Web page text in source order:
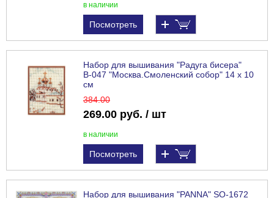
в наличии
Посмотреть
Набор для вышивания "Радуга бисера"
В-047 "Москва.Смоленский собор" 14 х 10
см
384.00
269.00 руб. / шт
в наличии
Посмотреть
Набор для вышивания "PANNA" SO-1672